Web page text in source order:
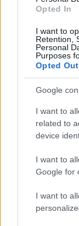
Opted In
I want to
Retention,
Personal
Purposes
Opted Out
Google
I want to
related to
device
I want to
Google for
I want to
GLAMOUR
kártya